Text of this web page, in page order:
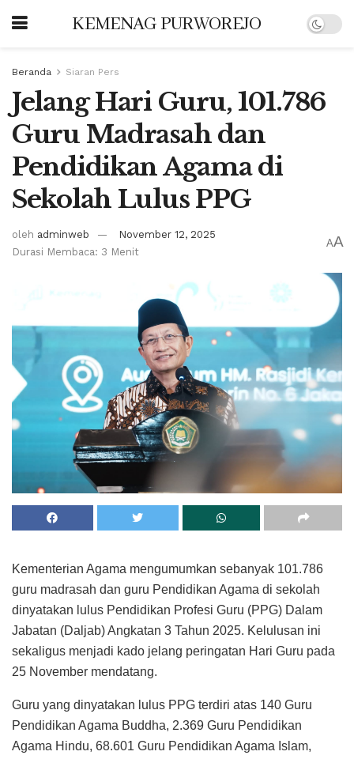
KEMENAG PURWOREJO
Beranda Siaran Pers
Jelang Hari Guru, 101.786
Guru Madrasah dan
Pendidikan Agama di
Sekolah Lulus PPG
oleh adminweb
November 12, 2025
Durasi Membaca: 3 Menit
AA
Kementerian Agama mengumumkan sebanyak 101.786
guru madrasah dan guru Pendidikan Agama di sekolah
dinyatakan lulus Pendidikan Profesi Guru (PPG) Dalam
Jabatan (Daljab) Angkatan 3 Tahun 2025. Kelulusan ini
sekaligus menjadi kado jelang peringatan Hari Guru pada
25 November mendatang.
Guru yang dinyatakan lulus PPG terdiri atas 140 Guru
Pendidikan Agama Buddha, 2.369 Guru Pendidikan
Agama Hindu, 68.601 Guru Pendidikan Agama Islam,